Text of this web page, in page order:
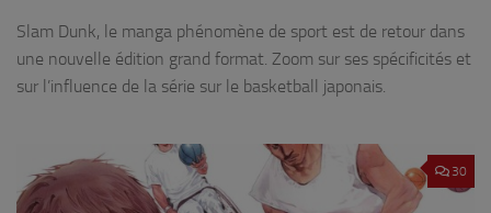
Slam Dunk, le manga phénomène de sport est de retour dans
une nouvelle édition grand format. Zoom sur ses spécificités et
sur l’influence de la série sur le basketball japonais.
30